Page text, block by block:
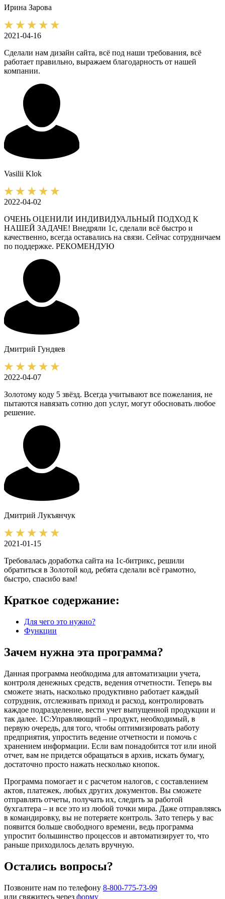
Ирина Зарова
2021-04-16
Сделали нам дизайн сайта, всё под наши требования, всё
работает правильно, выражаем благодарность от нашей
компании.
Vasilii Klok
2022-04-02
ОЧЕНЬ ОЦЕНИЛИ ИНДИВИДУАЛЬНЫЙ ПОДХОД К
НАШЕЙ ЗАДАЧЕ! Внедряли 1с, сделали всё быстро и
качественно, всегда оставались на связи. Сейчас сотрудничаем
по поддержке. РЕКОМЕНДУЮ
Дмитрий Гундяев
2022-04-07
Золотому коду 5 звёзд. Всегда учитывают все пожелания, не
пытаются навязать сотню доп услуг, могут обосновать любое
решение.
Дмитрий Лукъянчук
2021-01-15
Требовалась доработка сайта на 1с-битрикс, решили
обратиться в Золотой код, ребята сделали всё грамотно,
быстро, спасибо вам!
Краткое содержание:
Для чего это нужно?
Функции
Зачем нужна эта программа?
Данная программа необходима для автоматизации учета,
контроля денежных средств, ведения отчетности. Теперь вы
сможете знать, насколько продуктивно работает каждый
сотрудник, отслеживать приход и расход, контролировать
каждое подразделение, вести учет выпущенной продукции и
так далее. 1С:Управляющий – продукт, необходимый, в
первую очередь, для того, чтобы оптимизировать работу
предприятия, упростить ведение отчетности и помочь с
хранением информации. Если вам понадобится тот или иной
отчет, вам не придется обращаться в архив, искать бумагу,
достаточно просто нажать несколько кнопок.
Программа помогает и с расчетом налогов, с составлением
актов, платежек, любых других документов. Вы сможете
отправлять отчеты, получать их, следить за работой
бухгалтера – и все это из любой точки мира. Даже отправляясь
в командировку, вы не потеряете контроль. Зато теперь у вас
появится больше свободного времени, ведь программа
упростит большинство процессов и автоматизирует то, что
раньше приходилось делать вручную.
Остались вопросы?
Позвоните нам по телефону 8-800-775-73-99
или свяжитесь через форму